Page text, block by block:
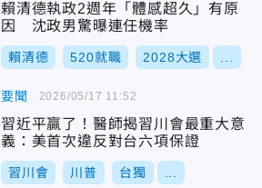
賴清德執政2週年「體感超久」有原
因 沈政男驚曝連任機率
賴清德 520就職 2028大選
要聞
習近平贏了！醫師揭習川會最重大意
義：美首次違反對台六項保證
習川會 川普 台獨
2026/05/17 11:52